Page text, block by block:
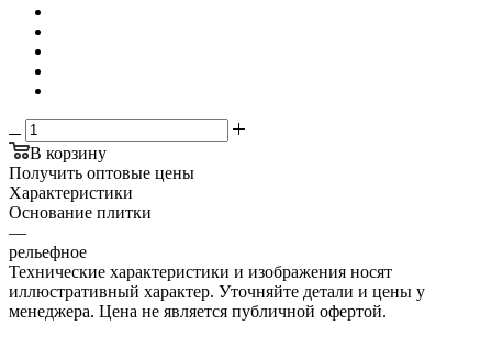
В корзину
Получить оптовые цены
Характеристики
Основание плитки
—
рельефное
Технические характеристики и изображения носят
иллюстративный характер. Уточняйте детали и цены у
менеджера. Цена не является публичной офертой.